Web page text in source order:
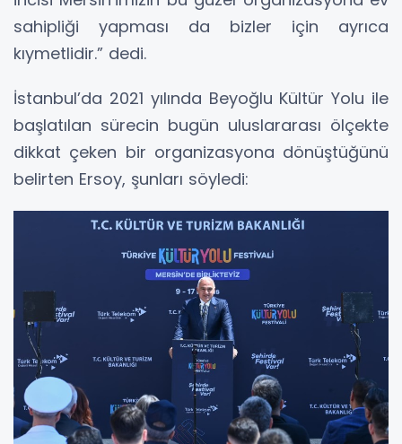
sahipliği yapması da bizler için ayrıca
kıymetlidir.” dedi.
İstanbul’da 2021 yılında Beyoğlu Kültür Yolu ile
başlatılan sürecin bugün uluslararası ölçekte
dikkat çeken bir organizasyona dönüştüğünü
belirten Ersoy, şunları söyledi: